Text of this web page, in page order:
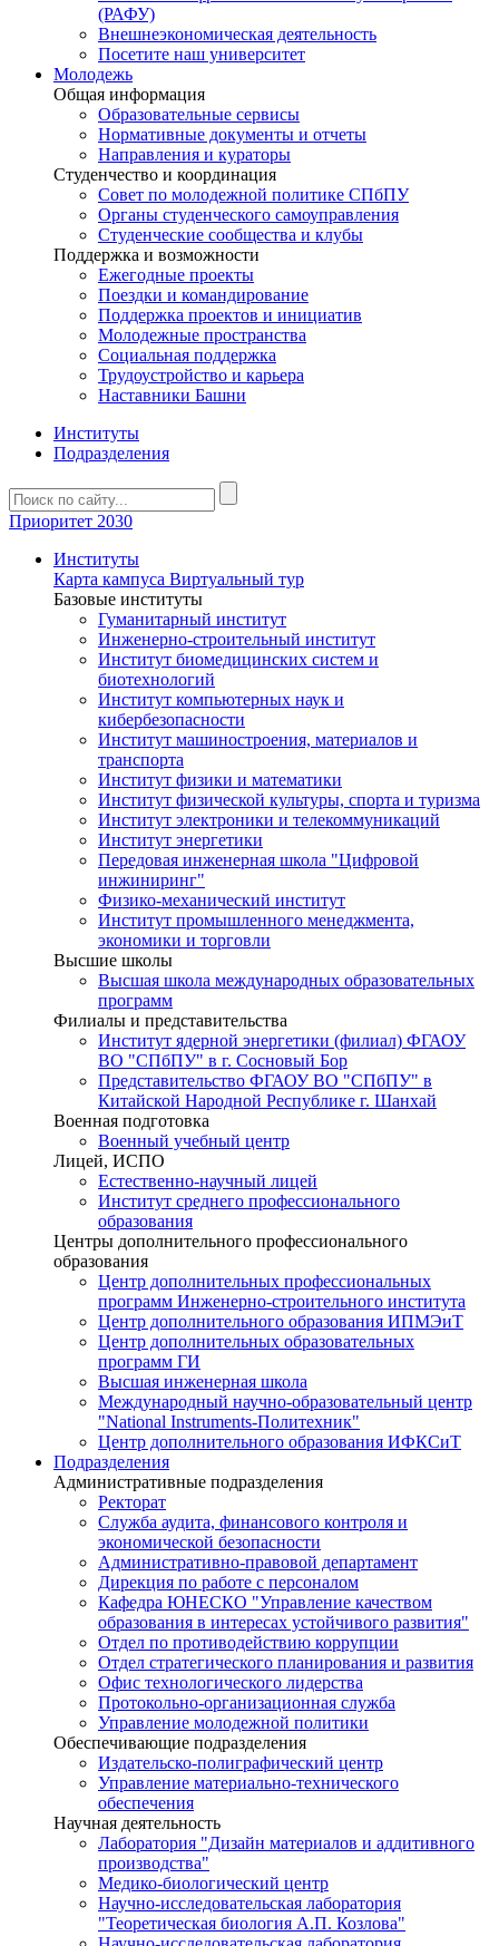
(РАФУ)
Внешнеэкономическая деятельность
Посетите наш университет
Молодежь
Общая информация
Образовательные сервисы
Нормативные документы и отчеты
Направления и кураторы
Студенчество и координация
Совет по молодежной политике СПбПУ
Органы студенческого самоуправления
Студенческие сообщества и клубы
Поддержка и возможности
Ежегодные проекты
Поездки и командирование
Поддержка проектов и инициатив
Молодежные пространства
Социальная поддержка
Трудоустройство и карьера
Наставники Башни
Институты
Подразделения
Приоритет 2030
Институты
Карта кампуса Виртуальный тур
Базовые институты
Гуманитарный институт
Инженерно-строительный институт
Институт биомедицинских систем и
биотехнологий
Институт компьютерных наук и
кибербезопасности
Институт машиностроения, материалов и
транспорта
Институт физики и математики
Институт физической культуры, спорта и туризма
Институт электроники и телекоммуникаций
Институт энергетики
Передовая инженерная школа "Цифровой
инжиниринг"
Физико-механический институт
Институт промышленного менеджмента,
экономики и торговли
Высшие школы
Высшая школа международных образовательных
программ
Филиалы и представительства
Институт ядерной энергетики (филиал) ФГАОУ
ВО "СПбПУ" в г. Сосновый Бор
Представительство ФГАОУ ВО "СПбПУ" в
Китайской Народной Республике г. Шанхай
Военная подготовка
Военный учебный центр
Лицей, ИСПО
Естественно-научный лицей
Институт среднего профессионального
образования
Центры дополнительного профессионального
образования
Центр дополнительных профессиональных
программ Инженерно-строительного института
Центр дополнительного образования ИПМЭиТ
Центр дополнительных образовательных
программ ГИ
Высшая инженерная школа
Международный научно-образовательный центр
"National Instruments-Политехник"
Центр дополнительного образования ИФКСиТ
Подразделения
Административные подразделения
Ректорат
Служба аудита, финансового контроля и
экономической безопасности
Административно-правовой департамент
Дирекция по работе с персоналом
Кафедра ЮНЕСКО "Управление качеством
образования в интересах устойчивого развития"
Отдел по противодействию коррупции
Отдел стратегического планирования и развития
Офис технологического лидерства
Протокольно-организационная служба
Управление молодежной политики
Обеспечивающие подразделения
Издательско-полиграфический центр
Управление материально-технического
обеспечения
Научная деятельность
Лаборатория "Дизайн материалов и аддитивного
производства"
Медико-биологический центр
Научно-исследовательская лаборатория
"Теоретическая биология А.П. Козлова"